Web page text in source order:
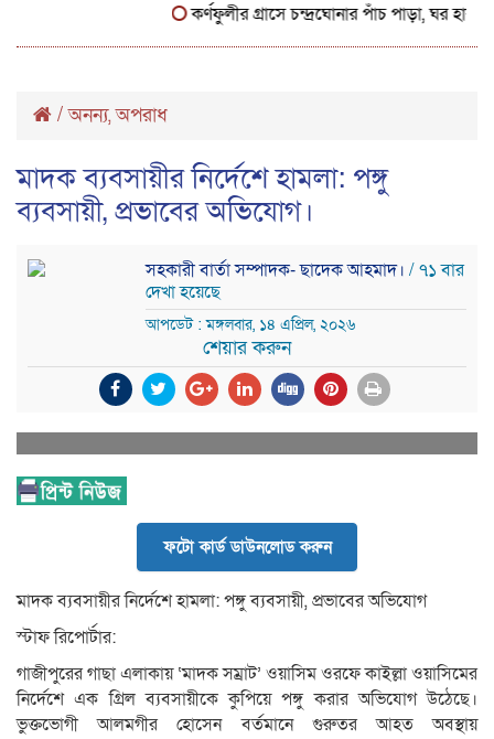
কর্ণফুলীর গ্রাসে চন্দ্রঘোনার পাঁচ পাড়া, ঘর হারানোর
/অনন্য,অপরাধ
মাদক ব্যবসায়ীর নির্দেশে হামলা: পঙ্গু
ব্যবসায়ী, প্রভাবের অভিযোগ।
সহকারী বার্তা সম্পাদক- ছাদেক আহমাদ। / ৭১ বার
দেখা হয়েছে
আপডেট : মঙ্গলবার, ১৪ এপ্রিল, ২০২৬
শেয়ার করুন
ফটো কার্ড ডাউনলোড করুন
মাদক ব্যবসায়ীর নির্দেশে হামলা: পঙ্গু ব্যবসায়ী, প্রভাবের অভিযোগ
স্টাফ রিপোর্টার:
গাজীপুরের গাছা এলাকায় ‘মাদক সম্রাট’ ওয়াসিম ওরফে কাইল্লা ওয়াসিমের
নির্দেশে এক গ্রিল ব্যবসায়ীকে কুপিয়ে পঙ্গু করার অভিযোগ উঠেছে।
ভুক্তভোগী আলমগীর হোসেন বর্তমানে গুরুতর আহত অবস্থায়